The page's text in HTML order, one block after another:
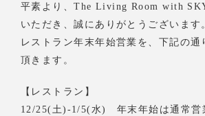
平素より、The Living Room with
いただき、誠にありがとうございます
レストラン年末年始営業を、下記の通
頂きます。
【レストラン】
12/25(土)-1/5(水) 年末年始は通常営